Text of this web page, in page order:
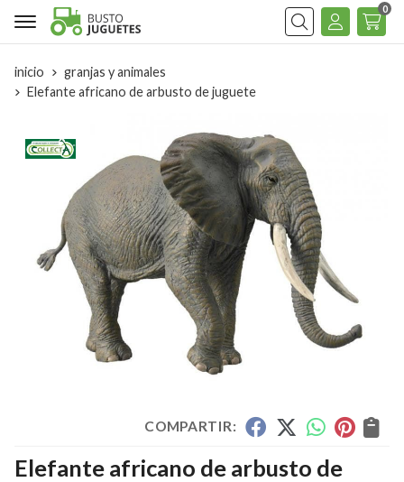
Buscar
0
inicio
granjas y animales
Elefante africano de arbusto de juguete
COMPARTIR:
Elefante africano de arbusto de